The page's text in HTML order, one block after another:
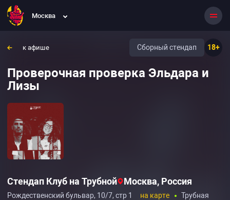
Москва
к афише 18+
Сборный стендап
Проверочная проверка Эльдара и
Лизы
Стендап Клуб на Трубной Москва, Россия
Рождественский бульвар, 10/7, стр 1 на карте Трубная